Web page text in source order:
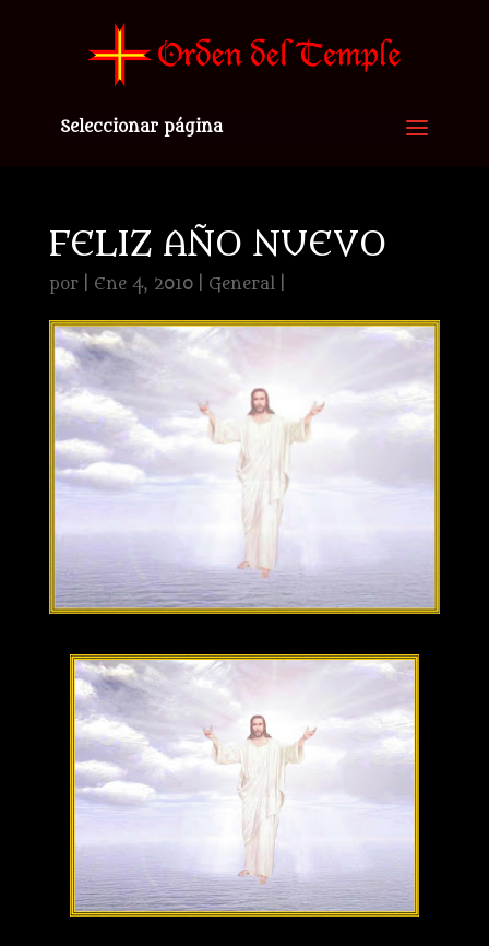
Seleccionar página
FELIZ AÑO NUEVO
por Ene 4, 2010| General|